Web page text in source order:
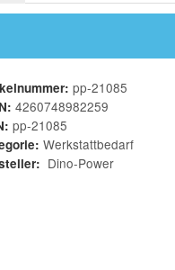
pp-21085
4260748982259
pp-21085
Werkstattbedarf
Dino-Power